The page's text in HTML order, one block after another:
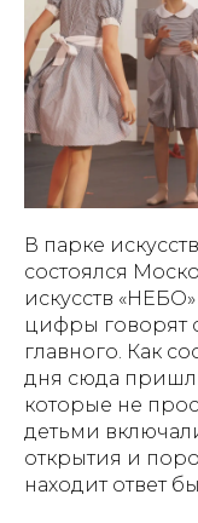
В парке
состоялся
искусств
цифры говорят
главного. Как
дня сюда
которые не
детьми
открытия и
находит ответ